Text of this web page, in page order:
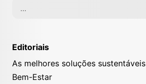
Editoriais
As melhores soluções sustentáveis
Bem-Estar